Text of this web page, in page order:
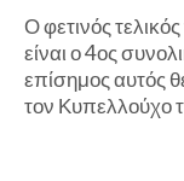
Ο φετινός
είναι ο 4ος
επίσημος αυτός
τον Κυπελλούχο